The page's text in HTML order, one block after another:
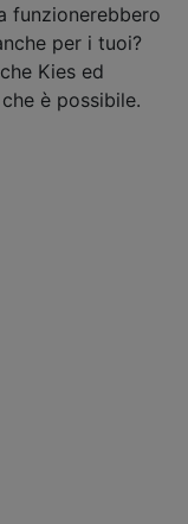
funzionerebbero
per i tuoi?
Kies ed
è possibile.